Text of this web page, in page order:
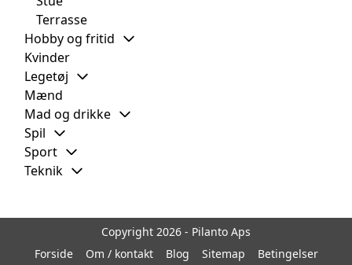
Terrasse
Hobby og fritid
Kvinder
Legetøj
Mænd
Mad og drikke
Spil
Sport
Teknik
Copyright 2026 - Pilanto Aps
Forside
Om / kontakt Blog Sitemap Betingelser